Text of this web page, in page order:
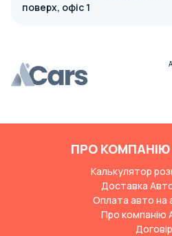
поверх, офіс 1
ПРО КОМПАНІЮ
Калькулятор
Доставка
Оплата авто на
Про компанію
Договір